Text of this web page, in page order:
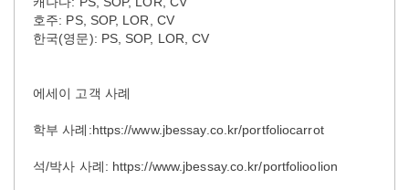
호주: PS, SOP, LOR, CV
한국(영문): PS, SOP, LOR, CV
에세이 고객 사례
학부 사례:https://www.jbessay.co.kr/portfoliocarrot
석/박사 사례: https://www.jbessay.co.kr/portfolioolion